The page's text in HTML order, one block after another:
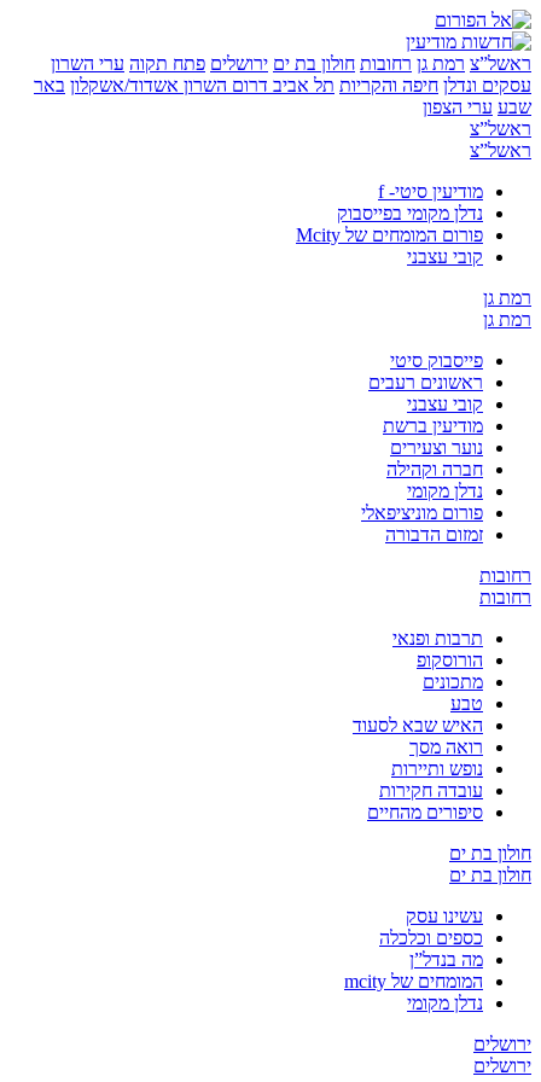
רמת גן רחובות חולון בת ים ירושלים פתח תקוה ערי השרון
ונדלן חיפה והקריות תל אביב דרום השרוןאשדוד/אשקלון באר
ערי הצפון
מודיעין סיטי- f
נדלן מקומי בפייסבוק
פורום המומחים של Mcity
קובי עצבני
פייסבוק סיטי
ראשונים רעבים
קובי עצבני
מודיעין ברשת
נוער וצעירים
חברה וקהילה
נדלן מקומי
פורום מוניציפאלי
זמזום הדבורה
תרבות ופנאי
הורוסקופ
מתכונים
טבע
האיש שבא לסעוד
רואה מסך
נופש ותיירות
עובדה חקירות
סיפורים מהחיים
בת ים
בת ים
עשינו עסק
כספים וכלכלה
מה בנדל”ן
המומחים של mcity
נדלן מקומי